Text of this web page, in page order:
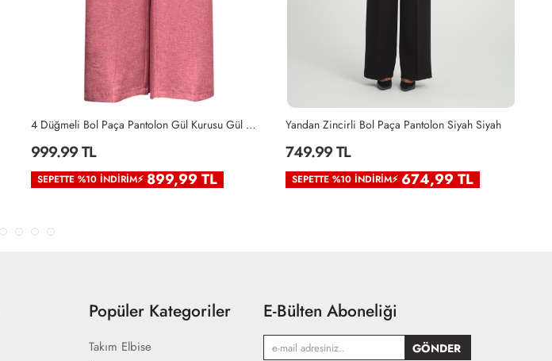
4 Düğmeli Bol Paça Pantolon Gül Kurusu Gül Kurusu
999.99 TL
SEPETTE %10 İNDIRIM⚡ 899,99 TL
Yandan Zincirli Bol Paça Pantolon Siyah Siyah
749.99 TL
SEPETTE %10 İNDIRIM⚡ 674,99 TL
Popüler Kategoriler
Takım Elbise
E-Bülten Aboneliği